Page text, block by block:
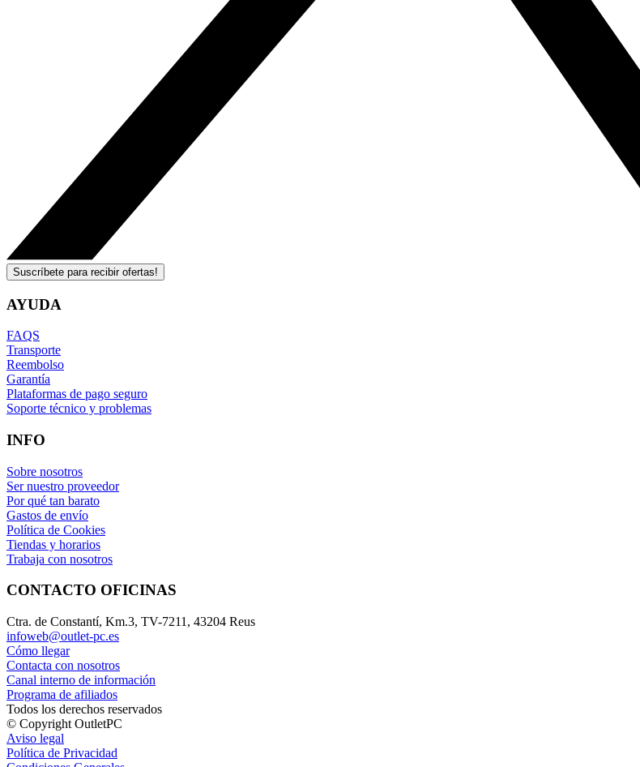
Suscríbete para recibir ofertas!
AYUDA
FAQS
Transporte
Reembolso
Garantía
Plataformas de pago seguro
Soporte técnico y problemas
INFO
Sobre nosotros
Ser nuestro proveedor
Por qué tan barato
Gastos de envío
Política de Cookies
Tiendas y horarios
Trabaja con nosotros
CONTACTO OFICINAS
Ctra. de Constantí, Km.3, TV-7211, 43204 Reus
infoweb@outlet-pc.es
Cómo llegar
Contacta con nosotros
Canal interno de información
Programa de afiliados
Todos los derechos reservados
© Copyright OutletPC
Aviso legal
Política de Privacidad